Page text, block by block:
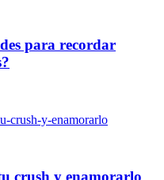
para recordar